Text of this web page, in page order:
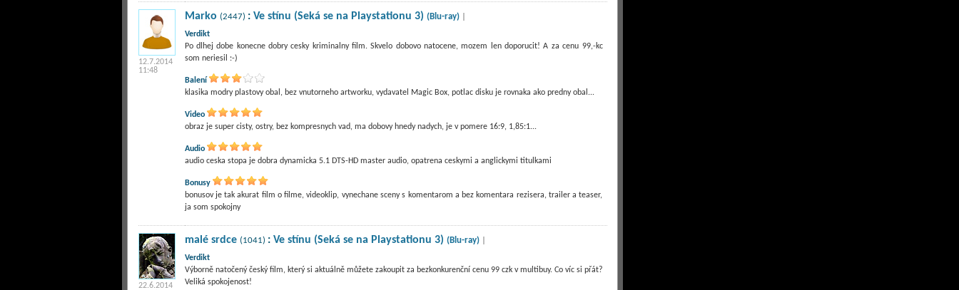
12.7.2014
11:48
Marko (2447) : Ve stínu (Seká se na Playstationu 3) (Blu-ray)|
Verdikt
Po dlhej dobe konecne dobry cesky kriminalny film. Skvelo dobovo natocene, mozem len doporucit! A za cenu 99,-kc
som neriesil :-)
Balení
klasika modry plastovy obal, bez vnutorneho artworku, vydavatel Magic Box, potlac disku je rovnaka ako predny obal...
Video
obraz je super cisty, ostry, bez kompresnych vad, ma dobovy hnedy nadych, je v pomere 16:9, 1,85:1...
Audio
audio ceska stopa je dobra dynamicka 5.1 DTS-HD master audio, opatrena ceskymi a anglickymi titulkami
Bonusy
bonusov je tak akurat film o filme, videoklip, vynechane sceny s komentarom a bez komentara rezisera, trailer a teaser,
ja som spokojny
22.6.2014
malé srdce (1041) : Ve stínu (Seká se na Playstationu 3) (Blu-ray)|
Verdikt
Výborně natočený český film, který si aktuálně můžete zakoupit za bezkonkurenční cenu 99 czk v multibuy. Co víc si přát?
Veliká spokojenost!